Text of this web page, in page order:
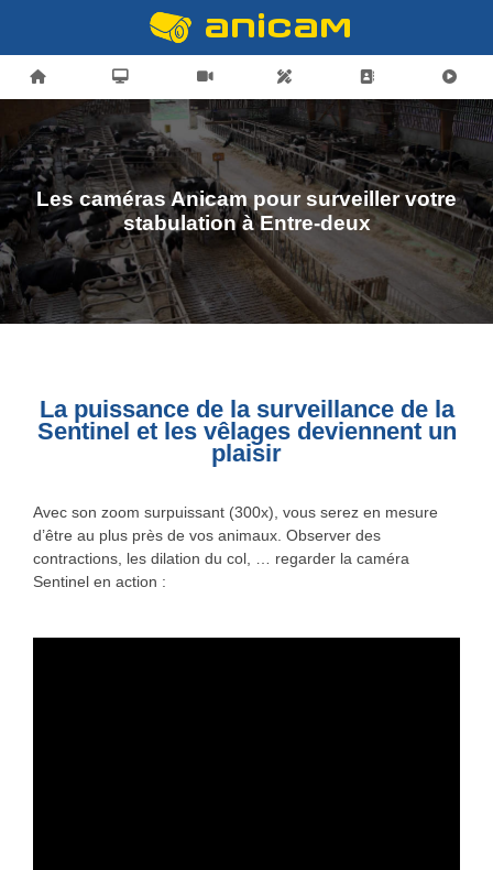
Les caméras Anicam pour surveiller votre
stabulation à Entre-deux
La puissance de la surveillance de la
Sentinel et les vêlages deviennent un
plaisir
Avec son zoom surpuissant (300x), vous serez en mesure
d’être au plus près de vos animaux. Observer des
contractions, les dilation du col, … regarder la caméra
Sentinel en action :